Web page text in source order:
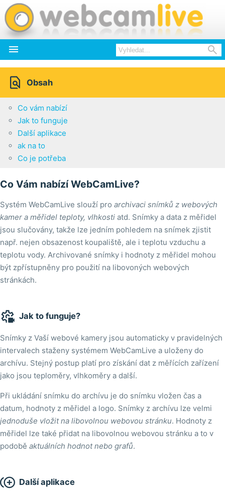
 
 Obsah
Co vám nabízí
Jak to funguje
Další aplikace
ak na to
Co je potřeba
Co Vám nabízí WebCamLive?
Systém WebCamLive slouží pro archivaci snímků z webových
kamer a měřidel teploty, vlhkosti atd. Snímky a data z měřidel
jsou slučovány, takže lze jedním pohledem na snímek zjistit
např. nejen obsazenost koupaliště, ale i teplotu vzduchu a
teplotu vody. Archivované snímky i hodnoty z měřidel mohou
být zpřístupněny pro použití na libovoných webových
stránkách.
 Jak to funguje?
Snímky z Vaší webové kamery jsou automaticky v pravidelných
intervalech staženy systémem WebCamLive a uloženy do
archívu. Stejný postup platí pro získání dat z měřících zařízení
jako jsou teploměry, vlhkoměry a další.
Při ukládání snímku do archívu je do snímku vložen čas a
datum, hodnoty z měřidel a logo. Snímky z archívu lze velmi
jednoduše vložit na libovolnou webovou stránku. Hodnoty z
měřidel lze také přidat na libovolnou webovou stránku a to v
podobě aktuálních hodnot nebo grafů.
 Další aplikace